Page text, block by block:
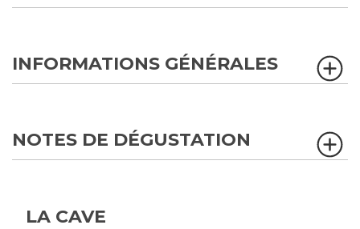
INFORMATIONS GÉNÉRALES
NOTES DE DÉGUSTATION
LA CAVE